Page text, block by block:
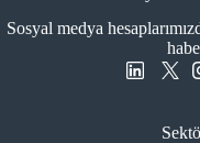
Sosyal medya